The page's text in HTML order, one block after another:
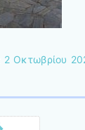
2 Οκτωβρίου